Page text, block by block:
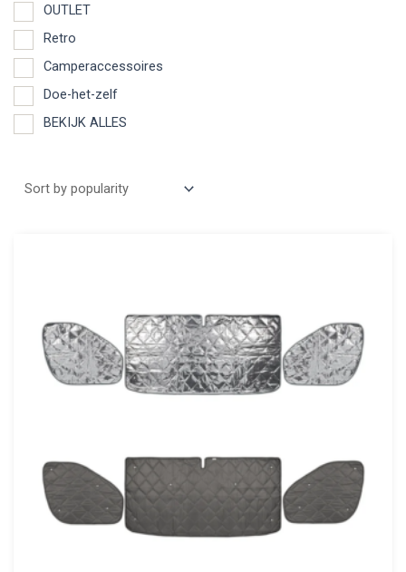
OUTLET
Retro
Camperaccessoires
Doe-het-zelf
BEKIJK ALLES
Product categories
OUTLET
Retro
BEKIJK ALLES